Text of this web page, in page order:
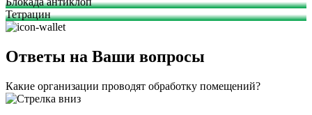
Тетрацин
Ответы на Ваши вопросы
Какие организации проводят обработку помещений?